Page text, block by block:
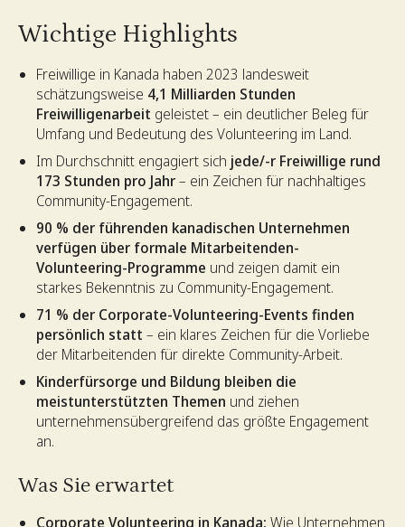
Wichtige Highlights
Freiwillige in Kanada haben 2023 landesweit
schätzungsweise 4,1 Milliarden Stunden
Freiwilligenarbeit geleistet – ein deutlicher Beleg für
Umfang und Bedeutung des Volunteering im Land.
Im Durchschnitt engagiert sich jede/-r Freiwillige rund
173 Stunden pro Jahr– ein Zeichen für nachhaltiges
Community-Engagement.
90 % der führenden kanadischen Unternehmen
verfügen über formale Mitarbeitenden-
Volunteering-Programme und zeigen damit ein
starkes Bekenntnis zu Community-Engagement.
71 % der Corporate-Volunteering-Events finden
persönlich statt – ein klares Zeichen für die Vorliebe
der Mitarbeitenden für direkte Community-Arbeit.
Kinderfürsorge und Bildung bleiben die
meistunterstützten Themen und ziehen
unternehmensübergreifend das größte Engagement
an.
Was Sie erwartet
Corporate Volunteering in Kanada: Wie Unternehmen